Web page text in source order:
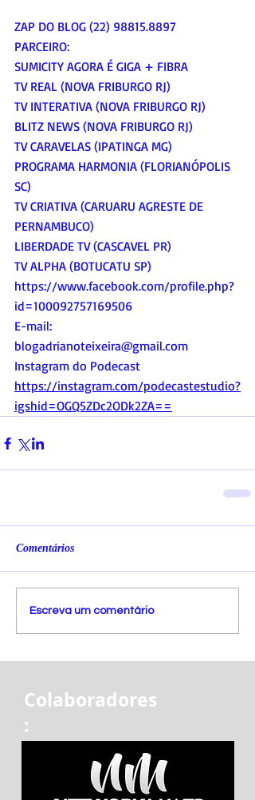
ZAP DO BLOG (22) 98815.8897
PARCEIRO:
SUMICITY AGORA É GIGA + FIBRA
TV REAL (NOVA FRIBURGO RJ)
TV INTERATIVA (NOVA FRIBURGO RJ)
BLITZ NEWS (NOVA FRIBURGO RJ)
TV CARAVELAS (IPATINGA MG)
PROGRAMA HARMONIA (FLORIANÓPOLIS
SC)
TV CRIATIVA (CARUARU AGRESTE DE
PERNAMBUCO)
LIBERDADE TV (CASCAVEL PR)
TV ALPHA (BOTUCATU SP)
https://www.facebook.com/profile.php?
id=100092757169506
E-mail:
blogadrianoteixeira@gmail.com
Instagram do Podecast
https://instagram.com/podecastestudio?
igshid=OGQ5ZDc2ODk2ZA==
Comentários
Escreva um comentário
Colaboradores
: